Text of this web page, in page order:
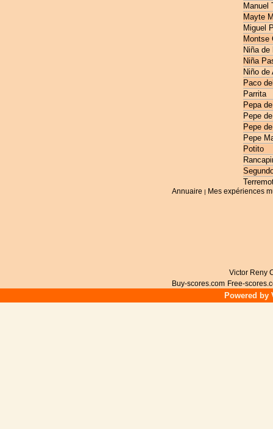
Manuel
Mayte
Miguel
Montse
Niña
Niña
Niño de
Paco
Parrita
Pepa
Pepe
Pepe
Pepe
Potito
Annuaire | Mes expériences
Victor Reny
Buy-scores.com Free-
Powered by